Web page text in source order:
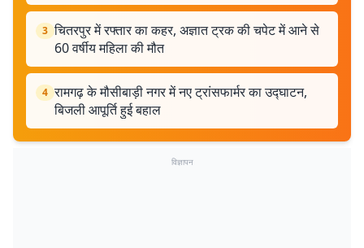
3 चितरपुर में रफ्तार का कहर, अज्ञात ट्रक की चपेट में आने से
60 वर्षीय महिला की मौत
4 रामगढ़ के मौसीबाड़ी नगर में नए ट्रांसफार्मर का उद्घाटन,
बिजली आपूर्ति हुई बहाल
विज्ञापन